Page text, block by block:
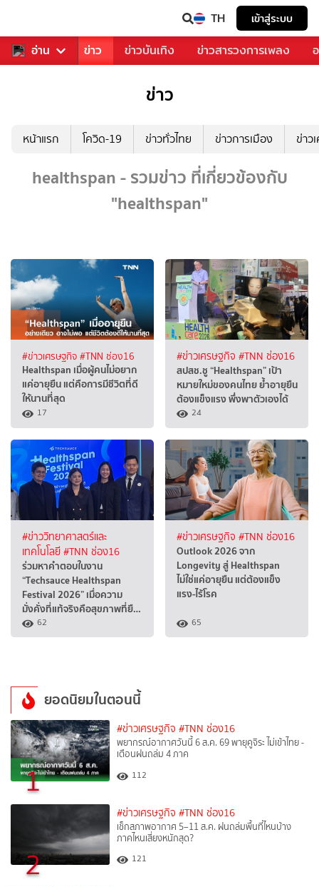
TH เข้าสู่ระบบ
อ่าน
คุณ กีฬา ข่าว ข่าวบันเทิง ข่าวสารวงการเพลง
ข่าว
หน้าแรก โควิด-19 ข่าวทั่วไทย ข่าวการเมือง ข่าว
healthspan - รวมข่าว ที่เกี่ยวข้องกับ
"healthspan"
#ข่าวเศรษฐกิจ #TNN ช่อง16
Healthspan เมื่อผู้คนไม่อยาก
แค่อายุยืน แต่คือการมีชีวิตที่ดี
ให้นานที่สุด
17
#ข่าวเศรษฐกิจ #TNN ช่อง16
สปสช.ชู “Healthspan” เป้า
หมายใหม่ของคนไทย ย้ำอายุยืน
ต้องแข็งแรง พึ่งพาตัวเองได้
24
#ข่าววิทยาศาสตร์และ
เทคโนโลยี#TNN ช่อง16
ร่วมหาคำตอบในงาน
“Techsauce Healthspan
Festival 2026” เมื่อความ
มั่งคั่งที่แท้จริงคือสุขภาพที่ยื…
62
#ข่าวเศรษฐกิจ #TNN ช่อง16
Outlook 2026 จาก
Longevity สู่ Healthspan
ไม่ใช่แค่อายุยืน แต่ต้องแข็ง
แรง-ไร้โรค
65
ยอดนิยมในตอนนี้
1
#ข่าวเศรษฐกิจ #TNN ช่อง16
พยากรณ์อากาศวันนี้ 6 ส.ค. 69 พายุคูจิระ ไม่เข้าไทย -
เตือนฝนถล่ม 4 ภาค
112
2
#ข่าวเศรษฐกิจ #TNN ช่อง16
เช็กสภาพอากาศ 5–11 ส.ค. ฝนถล่มพื้นที่ไหนบ้าง
ภาคไหนเสี่ยงหนักสุด?
121